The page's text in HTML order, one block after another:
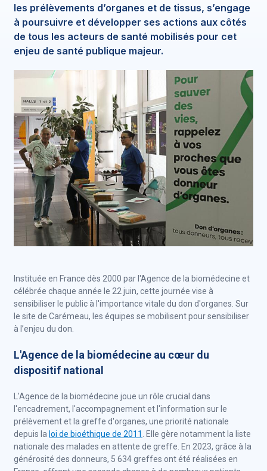
les prélèvements d’organes et de tissus, s’engage
à poursuivre et développer ses actions aux côtés
de tous les acteurs de santé mobilisés pour cet
enjeu de santé publique majeur.
Instituée en France dès 2000 par l'Agence de la biomédecine et
célébrée chaque année le 22 juin, cette journée vise à
sensibiliser le public à l'importance vitale du don d'organes. Sur
le site de Carémeau, les équipes se mobilisent pour sensibiliser
à l’enjeu du don.
L'Agence de la biomédecine au cœur du
dispositif national
L'Agence de la biomédecine joue un rôle crucial dans
l'encadrement, l'accompagnement et l'information sur le
prélèvement et la greffe d'organes, une priorité nationale
depuis la loi de bioéthique de 2011 . Elle gère notamment la liste
nationale des malades en attente de greffe. En 2023, grâce à la
générosité des donneurs, 5 634 greffes ont été réalisées en